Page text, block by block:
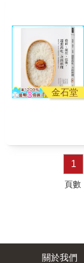
金石堂
1
頁數
關於我們